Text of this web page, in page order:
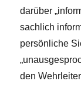
darüber
sachlich
persönliche
den